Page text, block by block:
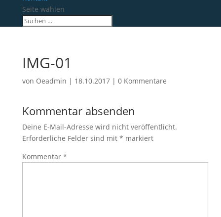
Seite wählen
IMG-01
von Oeadmin | 18.10.2017| 0 Kommentare
Kommentar absenden
Deine E-Mail-Adresse wird nicht veröffentlicht.
Erforderliche Felder sind mit * markiert
Kommentar *